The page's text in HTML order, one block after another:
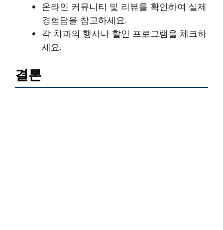
온라인 커뮤니티 및 리뷰를 확인하여 실제
경험담을 참고하세요.
각 치과의 행사나 할인 프로그램을 체크하
세요.
결론